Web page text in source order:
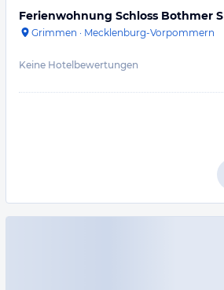
Ferienwohnung Schloss Bothmer S
Grimmen · Mecklenburg-Vorpommern
Keine Hotelbewertungen